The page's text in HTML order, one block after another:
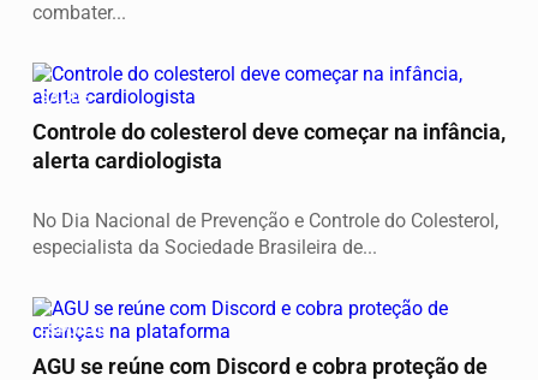
combater...
SAÚDE
Controle do colesterol deve começar na infância,
alerta cardiologista
No Dia Nacional de Prevenção e Controle do Colesterol,
especialista da Sociedade Brasileira de...
ESPORTE
AGU se reúne com Discord e cobra proteção de